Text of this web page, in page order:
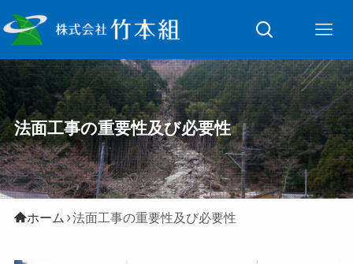
法面工事の重要性及び必要性
ホーム 法面工事の重要性及び必要性